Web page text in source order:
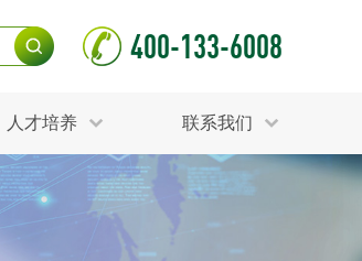
400-133-6008
人才培养 联系我们
声环境与振动检测
光伏检测